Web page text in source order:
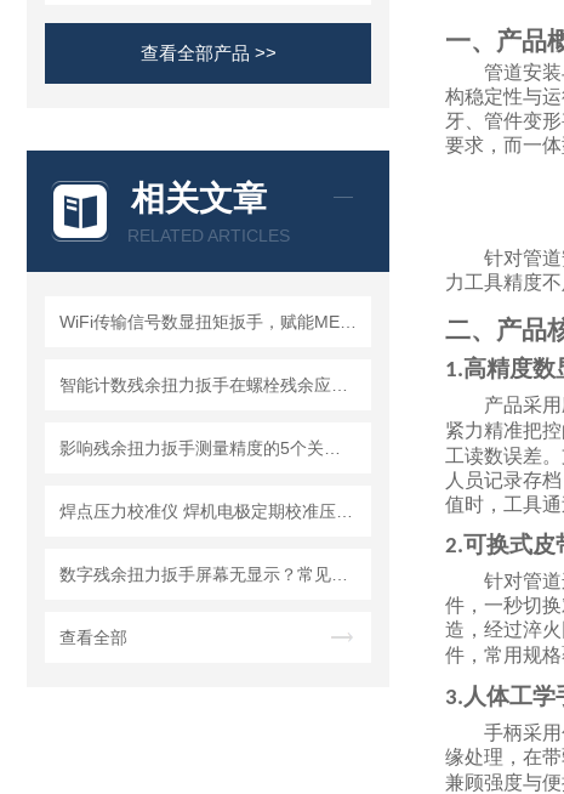
查看全部产品 >>
相关文章
RELATED ARTICLES
查看全部
一、产品
管道安
构稳定性与
牙、管件变
要求，而一
针对管
力工具精度
二、产品
1.高精度数
产品采
紧力精准把
工读数误差
人员记录存
值时，工具
2.可换式皮
针对管
件，一秒切
造，经过淬
件，常用规
3. 人体工学
手柄采
缘处理，在
兼顾强度与便